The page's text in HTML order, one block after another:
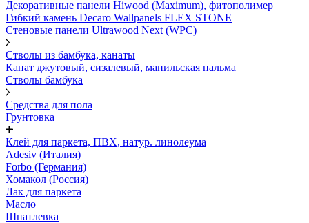
Декоративные панели Hiwood (Maximum), фитополимер
Гибкий камень Decaro Wallpanels FLEX STONE
Стеновые панели Ultrawood Next (WPC)
Стволы из бамбука, канаты
Канат джутовый, сизалевый, манильская пальма
Стволы бамбука
Средства для пола
Грунтовка
Клей для паркета, ПВХ, натур. линолеума
Adesiv (Италия)
Forbo (Германия)
Хомакол (Россия)
Лак для паркета
Масло
Шпатлевка